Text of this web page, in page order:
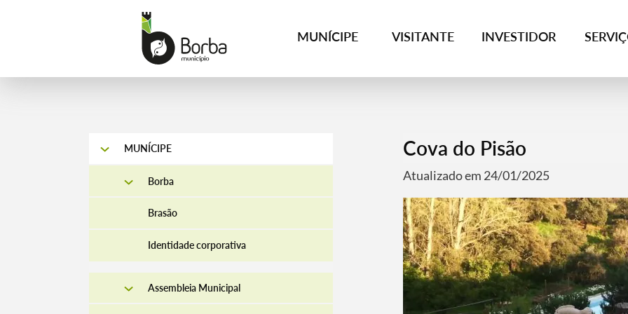
MUNÍCIPE VISITANTE INVESTIDOR
MUNÍCIPE
Borba
Brasão
Identidade corporativa
Assembleia Municipal
Cova do Pisão
Atualizado em 24/01/2025